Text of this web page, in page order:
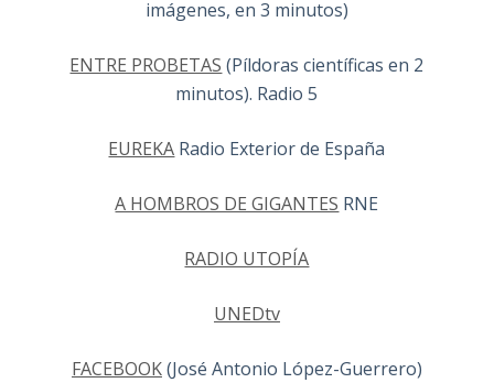
imágenes, en 3 minutos)
ENTRE PROBETAS (Píldoras científicas en 2
minutos). Radio 5
EUREKA Radio Exterior de España
A HOMBROS DE GIGANTES RNE
RADIO UTOPÍA
UNEDtv
FACEBOOK(José Antonio López-Guerrero)